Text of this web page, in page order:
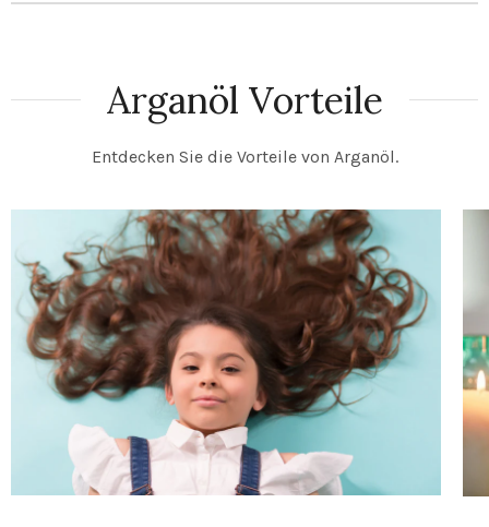
Arganöl Vorteile
Entdecken Sie die Vorteile von Arganöl.